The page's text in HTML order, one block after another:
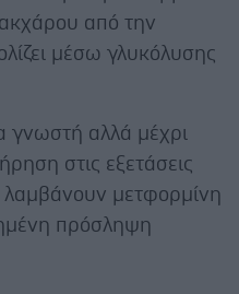
από την
μέσω γλυκόλυσης
γνωστή αλλά μέχρι
στις εξετάσεις
λαμβάνουν μετφορμίνη
πρόσληψη